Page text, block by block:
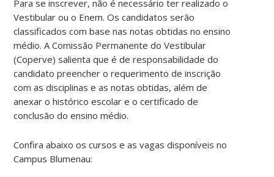
Para se inscrever, não é necessário ter realizado o
Vestibular ou o Enem. Os candidatos serão
classificados com base nas notas obtidas no ensino
médio. A Comissão Permanente do Vestibular
(Coperve) salienta que é de responsabilidade do
candidato preencher o requerimento de inscrição
com as disciplinas e as notas obtidas, além de
anexar o histórico escolar e o certificado de
conclusão do ensino médio.
Confira abaixo os cursos e as vagas disponíveis no
Campus Blumenau: